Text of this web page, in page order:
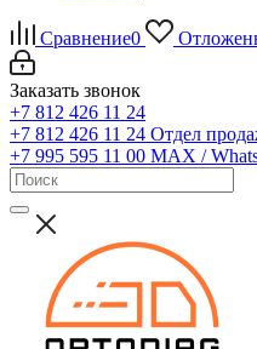
Сравнение0
Заказать звонок
+7 812 426 11 24
+7 812 426 11 24 Отдел
+7 995 595 11 00 MAX /